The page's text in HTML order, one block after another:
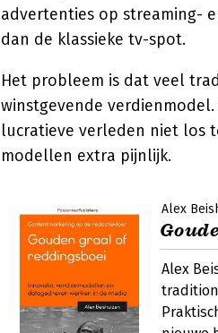
advertenties op streaming-
dan de klassieke tv-spot.
Het probleem is dat veel
winstgevende
lucratieve verleden niet los
modellen extra pijnlijk.
Alex
Alex